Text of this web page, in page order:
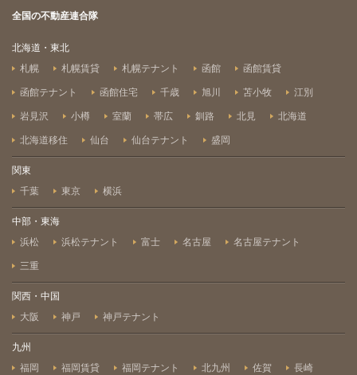
全国の不動産連合隊
北海道・東北
札幌
札幌賃貸 札幌テナント 函館 函館賃貸
函館テナント 函館住宅 千歳 旭川 苫小牧 江別
岩見沢 小樽 室蘭 帯広 釧路 北見 北海道
北海道移住 仙台 仙台テナント 盛岡
関東
千葉
東京 横浜
中部・東海
浜松
浜松テナント 富士 名古屋 名古屋テナント
三重
関西・中国
大阪
神戸 神戸テナント
九州
福岡
福岡賃貸 福岡テナント 北九州 佐賀 長崎